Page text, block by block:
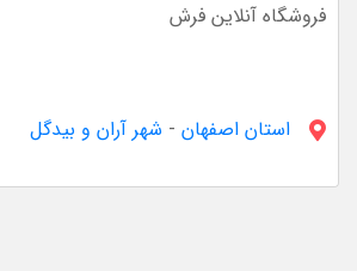
فروشگاه آنلاین فرش
استان اصفهان - شهر آران و بیدگل